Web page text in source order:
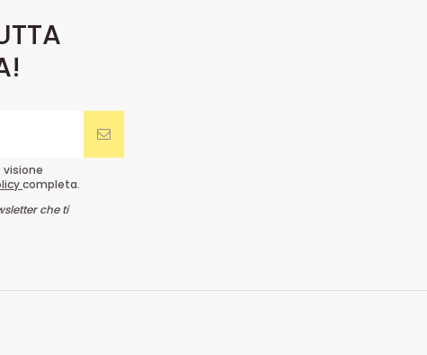
visione
completa.
che ti